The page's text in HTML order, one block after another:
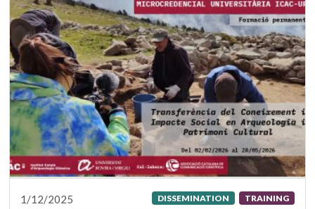
1/12/2025 DISSEMINATION TRAINING